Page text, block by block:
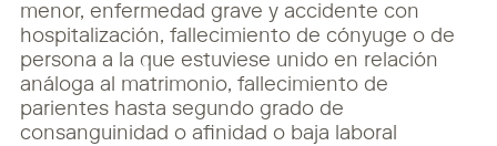
menor, enfermedad grave y accidente con
hospitalización, fallecimiento de cónyuge o de
persona a la que estuviese unido en relación
análoga al matrimonio, fallecimiento de
parientes hasta segundo grado de
consanguinidad o afinidad o baja laboral